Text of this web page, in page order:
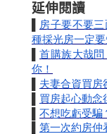
延伸閱讀
房子要不要
種採光房一定要
首購族大哉
你！
夫妻合資買
買房起心動念
不想吃虧受騙
第一次約房仲